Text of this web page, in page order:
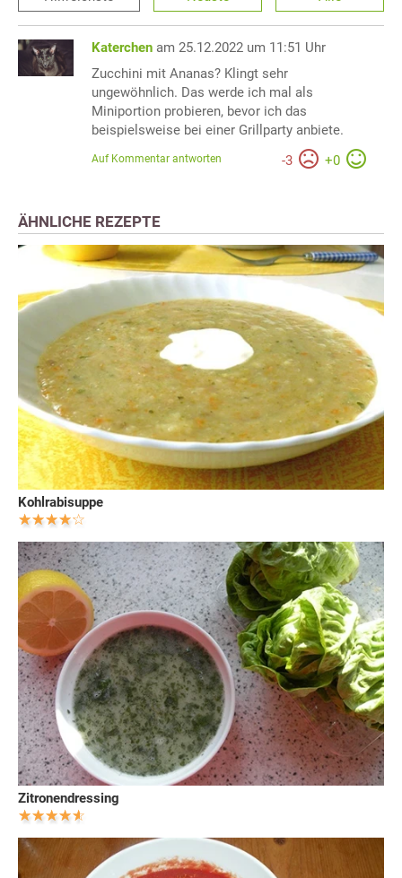
Katerchen am 25.12.2022 um 11:51 Uhr
Zucchini mit Ananas? Klingt sehr
ungewöhnlich. Das werde ich mal als
Miniportion probieren, bevor ich das
beispielsweise bei einer Grillparty anbiete.
-3 +0
Auf Kommentar antworten
ÄHNLICHE REZEPTE
Kohlrabisuppe
Zitronendressing